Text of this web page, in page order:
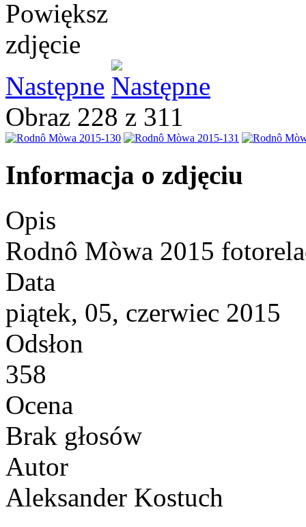
Następne
Obraz 228 z 311
Informacja o zdjęciu
Opis
Rodnô Mòwa 2015
Data
piątek, 05, czerwiec 2015
Odsłon
358
Ocena
Brak głosów
Autor
Aleksander Kostuch